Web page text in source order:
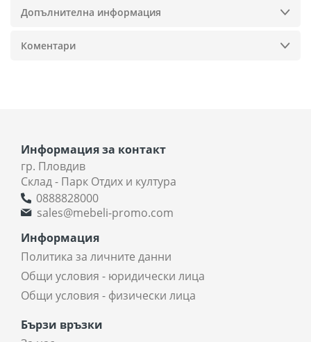
Допълнителна информация
Коментари
Информация за контакт
гр. Пловдив
Склад - Парк Отдих и култура
0888828000
sales@mebeli-promo.com
Информация
Политика за личните данни
Общи условия - юридически лица
Общи условия - физически лица
Бързи връзки